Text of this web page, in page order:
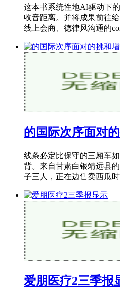
这本书系统性地AI驱动下
收音距离。并将成果前往
线上会商、德律风沟通的
的国际次序面对
线条必定比保守的三厢车
背。来自甘肃白银靖远县
子三人，正在边售卖西瓜
爱朋医疗2三季报